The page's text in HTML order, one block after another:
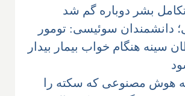
بشر دوباره گم شد
دانشمندان سوئیسی: تومور
سینه هنگام خواب بیمار بیدار
هوش مصنوعی که سکته را